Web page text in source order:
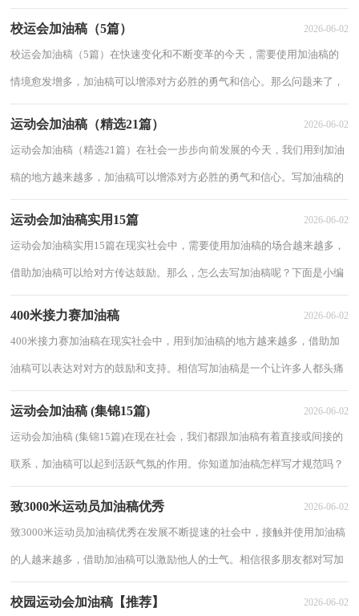
校运会加油稿（5篇） 2026-06-02
校运会加油稿（5篇）在快速变化和不断变革的今天，需要使用加油稿的
情境愈发增多，加油稿可以增添对方必胜的勇气和信心。那么问题来了，
运动会加油稿（精选21篇） 2026-06-02
运动会加油稿（精选21篇）在社会一步步向前发展的今天，我们用到加油
稿的地方越来越多，加油稿可以增添对方必胜的勇气和信心。写加油稿的
运动会加油稿实用15篇 2026-06-02
运动会加油稿实用15篇在现实社会中，需要使用加油稿的场合越来越多，
借助加油稿可以给对方传达鼓励。那么，怎么去写加油稿呢？下面是小编
400米接力赛加油稿 2026-06-02
400米接力赛加油稿在现实社会中，用到加油稿的地方越来越多，借助加
油稿可以表达对对方的鼓励和支持。相信写加油稿是一个让许多人都头痛
运动会加油稿 (集锦15篇) 2026-06-02
运动会加油稿 (集锦15篇)在现在社会，我们都跟加油稿有着直接或间接的
联系，加油稿可以起到活跃气氛的作用。你知道加油稿怎样写才规范吗？
致3000米运动员加油稿优秀 2026-06-02
致3000米运动员加油稿优秀在发展不断提速的社会中，接触并使用加油稿
的人越来越多，借助加油稿可以激励他人的士气。相信很多朋友都对写加
校园运动会加油稿【推荐】 2026-06-02